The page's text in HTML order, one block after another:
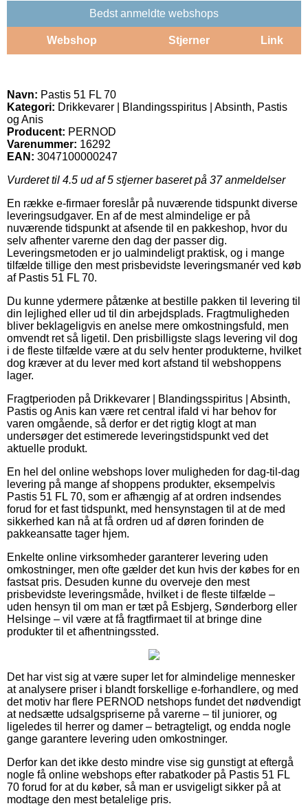
Bedst anmeldte webshops
Webshop Stjerner Link
Navn: Pastis 51 FL 70
Kategori: Drikkevarer | Blandingsspiritus | Absinth, Pastis
og Anis
Producent: PERNOD
Varenummer: 16292
EAN: 3047100000247
Vurderet til 4.5 ud af 5 stjerner baseret på 37anmeldelser
En række e-firmaer foreslår på nuværende tidspunkt diverse
leveringsudgaver. En af de mest almindelige er på
nuværende tidspunkt at afsende til en pakkeshop, hvor du
selv afhenter varerne den dag der passer dig.
Leveringsmetoden er jo ualmindeligt praktisk, og i mange
tilfælde tillige den mest prisbevidste leveringsmanér ved køb
af Pastis 51 FL 70.
Du kunne ydermere påtænke at bestille pakken til levering til
din lejlighed eller ud til din arbejdsplads. Fragtmuligheden
bliver beklageligvis en anelse mere omkostningsfuld, men
omvendt ret så ligetil. Den prisbilligste slags levering vil dog
i de fleste tilfælde være at du selv henter produkterne, hvilket
dog kræver at du lever med kort afstand til webshoppens
lager.
Fragtperioden på Drikkevarer | Blandingsspiritus | Absinth,
Pastis og Anis kan være ret central ifald vi har behov for
varen omgående, så derfor er det rigtig klogt at man
undersøger det estimerede leveringstidspunkt ved det
aktuelle produkt.
En hel del online webshops lover muligheden for dag-til-dag
levering på mange af shoppens produkter, eksempelvis
Pastis 51 FL 70, som er afhængig af at ordren indsendes
forud for et fast tidspunkt, med hensynstagen til at de med
sikkerhed kan nå at få ordren ud af døren forinden de
pakkeansatte tager hjem.
Enkelte online virksomheder garanterer levering uden
omkostninger, men ofte gælder det kun hvis der købes for en
fastsat pris. Desuden kunne du overveje den mest
prisbevidste leveringsmåde, hvilket i de fleste tilfælde –
uden hensyn til om man er tæt på Esbjerg, Sønderborg eller
Helsinge – vil være at få fragtfirmaet til at bringe dine
produkter til et afhentningssted.
Det har vist sig at være super let for almindelige mennesker
at analysere priser i blandt forskellige e-forhandlere, og med
det motiv har flere PERNOD netshops fundet det nødvendigt
at nedsætte udsalgspriserne på varerne – til juniorer, og
ligeledes til herrer og damer – betragteligt, og endda nogle
gange garantere levering uden omkostninger.
Derfor kan det ikke desto mindre vise sig gunstigt at eftergå
nogle få online webshops efter rabatkoder på Pastis 51 FL
70 forud for at du køber, så man er usvigeligt sikker på at
modtage den mest betalelige pris.